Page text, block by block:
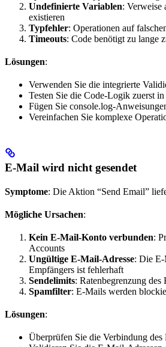
Undefinierte Variablen: Verweise
existieren
Typfehler: Operationen auf
Timeouts: Code benötigt zu lange
Lösungen:
Verwenden Sie die integrierte
Testen Sie die Code-Logik zuerst
Fügen Sie console.log-
Vereinfachen Sie komplexe
E-Mail wird nicht gesendet
Symptome: Die Aktion “Send Email”
Mögliche Ursachen:
Kein E-Mail-Konto verbunden:
Accounts
Ungültige E-Mail-Adresse: Die E-
Empfängers ist fehlerhaft
Sendelimits: Ratenbegrenzung
Spamfilter: E-Mails werden
Lösungen:
Überprüfen Sie die Verbindung